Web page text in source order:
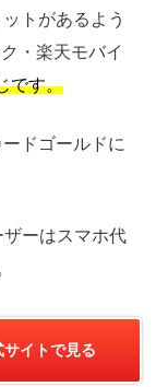
トがあるよう
・楽天モバイ
です。
ドゴールドに
ーはスマホ代
サイトで見る